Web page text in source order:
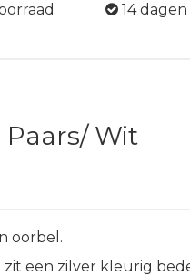
14
Paars/ Wit
oorbel.
een zilver kleurig